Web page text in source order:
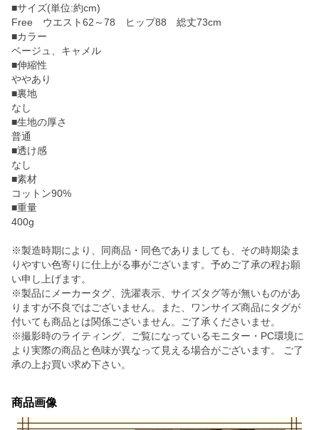
■サイズ(単位:約cm)
Free ウエスト62～78 ヒップ88 総丈73cm
■カラー
ベージュ、キャメル
■伸縮性
ややあり
■裏地
なし
■生地の厚さ
普通
■透け感
なし
■素材
コットン90%
■重量
400g
※製造時期により、同商品・同色でありましても、その時期染ま
りやすい色寄りに仕上がる事がございます。予めご了承の程お願
い申し上げます。
※製品にメーカータグ、洗濯表示、サイズタグ等が無いものがあ
りますが不良ではございません。また、ワンサイズ商品にタグが
付いても商品とは関係ございません。ご了承くださいませ。
※撮影時のライティング、ご覧になっているモニター・PC環境に
より実際の商品と色味が異なって見える場合がございます。 ご了
承の上お買い求め下さい。
商品画像